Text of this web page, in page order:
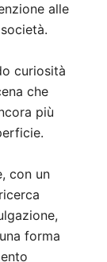
alle
curiosità
che
più
con un
forma